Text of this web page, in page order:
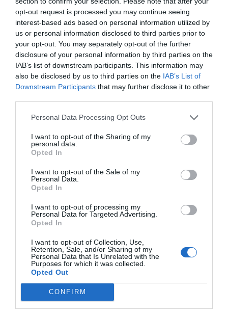
opt-out request is processed you may continue seeing
interest-based ads based on personal information utilized by
us or personal information disclosed to third parties prior to
your opt-out. You may separately opt-out of the further
disclosure of your personal information by third parties on the
IAB’s list of downstream participants. This information may
also be disclosed by us to third parties on the IAB’s List of
Downstream Participants that may further disclose it to other
Personal Data Processing Opt Outs
I want to opt-out of the Sharing of my
personal data.
Opted In
I want to opt-out of the Sale of my
Personal Data.
Opted In
I want to opt-out of processing my
Personal Data for Targeted Advertising.
Opted In
I want to opt-out of Collection, Use,
Retention, Sale, and/or Sharing of my
Personal Data that Is Unrelated with the
Purposes for which it was collected.
Opted Out
CONFIRM